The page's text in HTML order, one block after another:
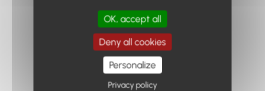
Retour à l'accueil
OK, accept all
Deny all cookies
Personalize
Privacy policy